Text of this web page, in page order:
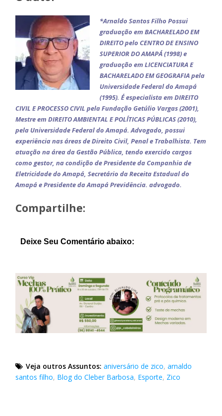
*Arnaldo Santos Filho Possui
graduação em BACHARELADO EM
DIREITO pelo CENTRO DE ENSINO
SUPERIOR DO AMAPÁ (1998) e
graduação em LICENCIATURA E
BACHARELADO EM GEOGRAFIA pela
Universidade Federal do Amapá
(1995). É especialista em DIREITO
CIVIL E PROCESSO CIVIL pela Fundação Getúlio Vargas (2001),
Mestre em DIREITO AMBIENTAL E POLÍTICAS PÚBLICAS (2010),
pela Universidade Federal do Amapá. Advogado, possui
experiência nas áreas de Direito Civil, Penal e Trabalhista. Tem
atuação na área da Gestão Pública, tendo exercido cargos
como gestor, na condição de Presidente da Companhia de
Eletricidade do Amapá, Secretário da Receita Estadual do
Amapá e Presidente da Amapá Previdência. advogado.
Compartilhe:
Deixe Seu Comentário abaixo:
Veja outros Assuntos: aniversário de zico,arnaldo
santos filho, Blog do Cleber Barbosa, Esporte, Zico